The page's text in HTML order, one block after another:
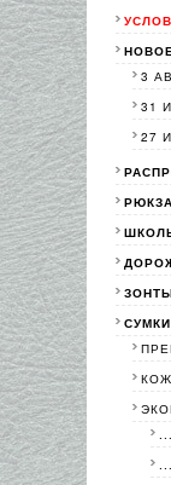
3
31
27
СУМКИ